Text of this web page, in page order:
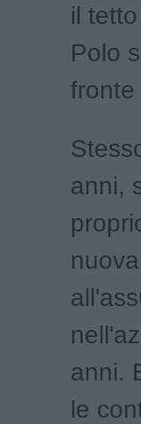
il
Polo
fronte
anni,
anni.
le